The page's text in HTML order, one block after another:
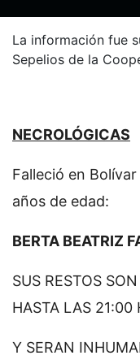
La información fue
Sepelios de la
NECROLÓGICAS
Falleció en
años de edad:
BERTA BEATRIZ
SUS RESTOS
HASTA LAS 21:00
Y SERAN